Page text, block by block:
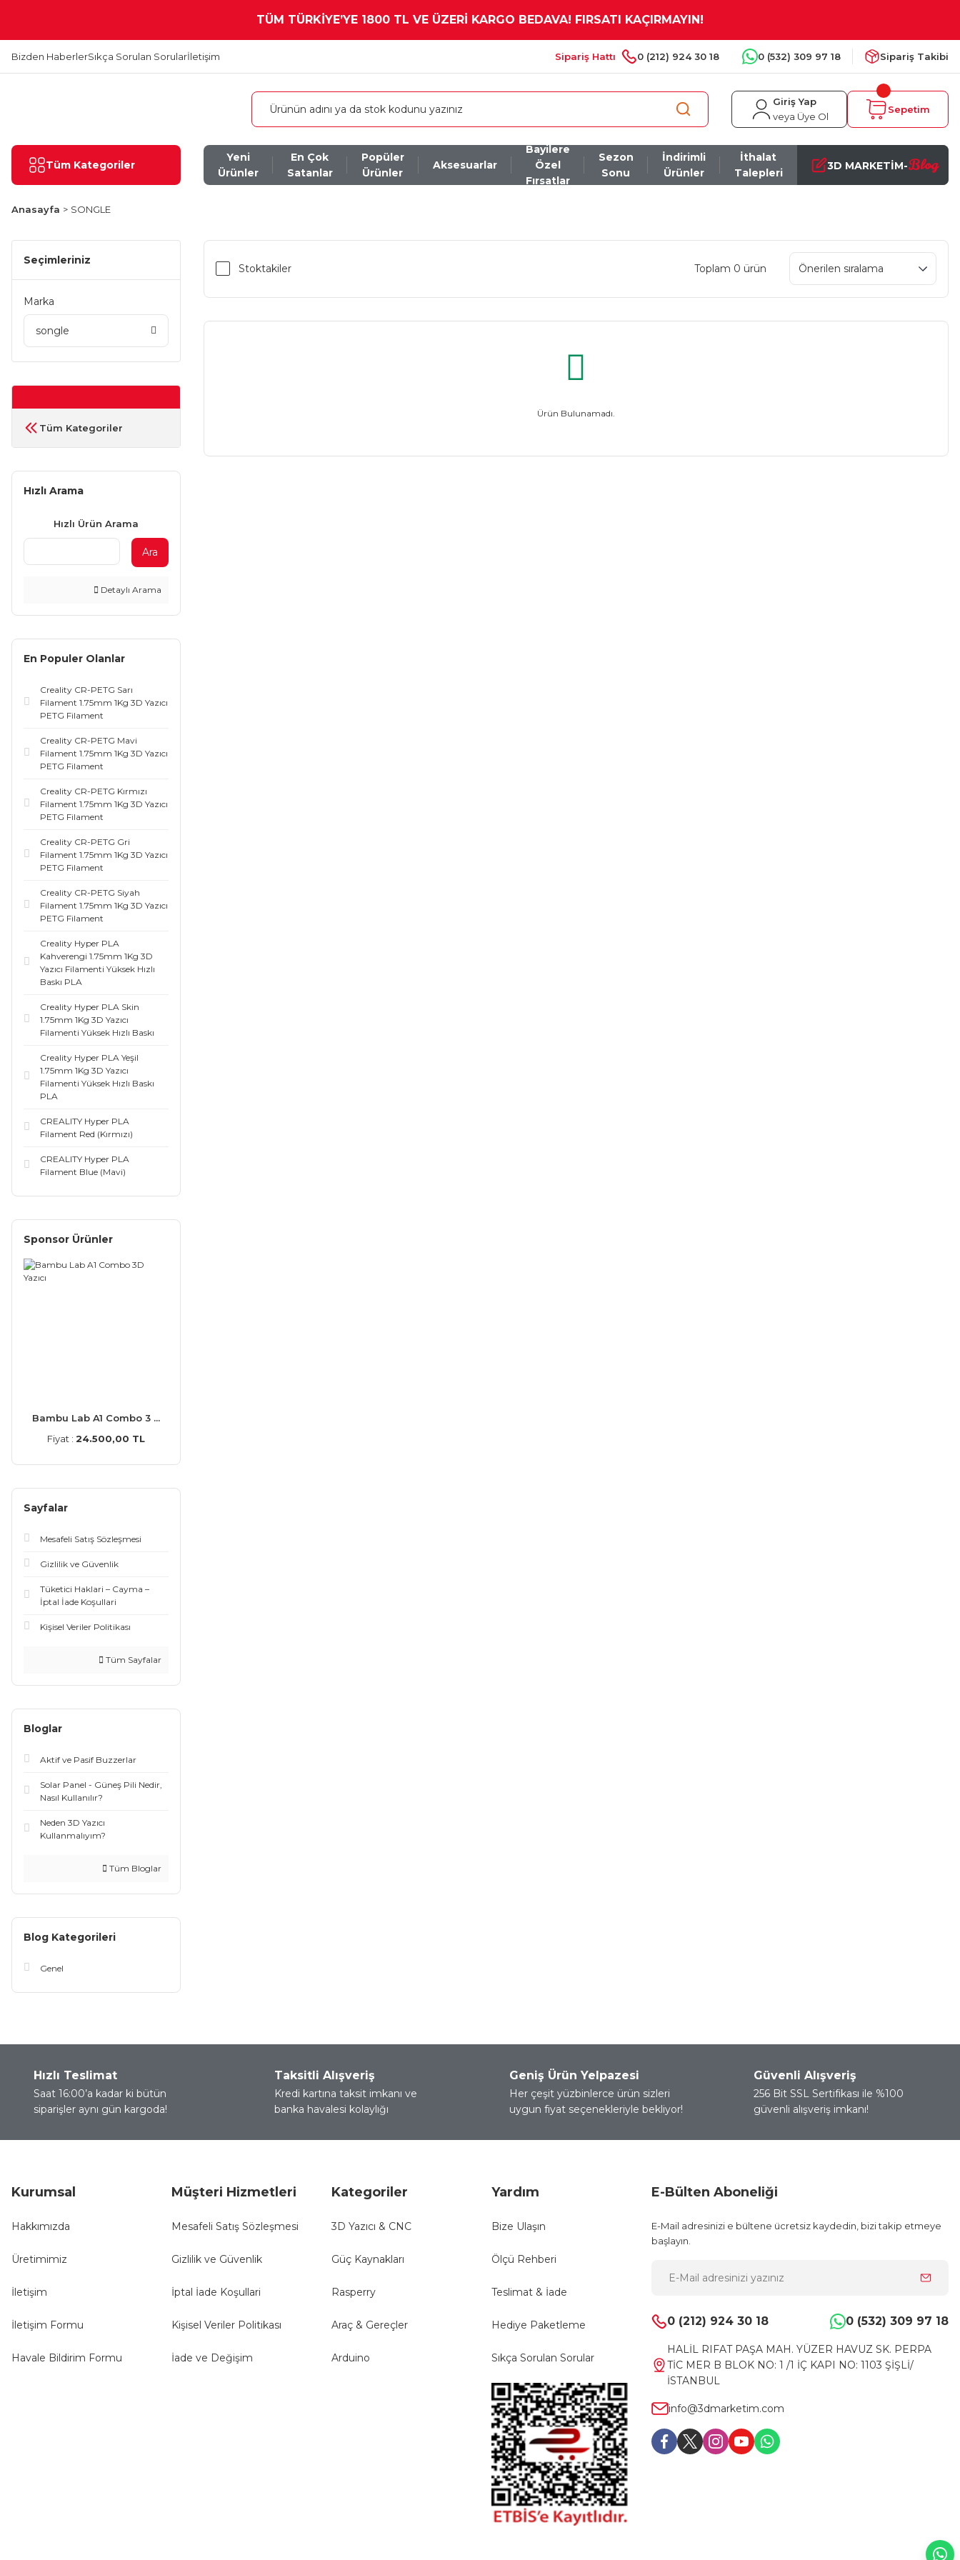
TÜM TÜRKİYE’YE 1800 TL VE ÜZERİ KARGO BEDAVA! FIRSATI KAÇIRMAYIN!
Bizden HaberlerSıkça Sorulan Sorularİletişim Sipariş Hattı 0 (212) 924 30 18 0 (532) 309 97 18 Sipariş Takibi
Giriş Yap
veya Üye Ol
Sepetim
Tüm Kategoriler
Yeni
Ürünler
En Çok
Satanlar
Popüler
Ürünler
Aksesuarlar
Bayilere
Özel
Fırsatlar
Sezon
Sonu
İndirimli
Ürünler
İthalat
Talepleri
3D MARKETİM-Blog
Anasayfa SONGLE
Seçimleriniz
Marka
songle
Tüm Kategoriler
Hızlı Arama
Hızlı Ürün Arama
Ara
Detaylı Arama
En Populer Olanlar
Creality CR-PETG Sarı
Filament 1.75mm 1Kg 3D Yazıcı
PETG Filament
Creality CR-PETG Mavi
Filament 1.75mm 1Kg 3D Yazıcı
PETG Filament
Creality CR-PETG Kırmızı
Filament 1.75mm 1Kg 3D Yazıcı
PETG Filament
Creality CR-PETG Gri
Filament 1.75mm 1Kg 3D Yazıcı
PETG Filament
Creality CR-PETG Siyah
Filament 1.75mm 1Kg 3D Yazıcı
PETG Filament
Creality Hyper PLA
Kahverengi 1.75mm 1Kg 3D
Yazıcı Filamenti Yüksek Hızlı
Baskı PLA
Creality Hyper PLA Skin
1.75mm 1Kg 3D Yazıcı
Filamenti Yüksek Hızlı Baskı
Creality Hyper PLA Yeşil
1.75mm 1Kg 3D Yazıcı
Filamenti Yüksek Hızlı Baskı
PLA
CREALITY Hyper PLA
Filament Red (Kırmızı)
CREALITY Hyper PLA
Filament Blue (Mavi)
Sponsor Ürünler
Bambu Lab A1 Combo 3 ...
Fiyat : 24.500,00 TL
Sayfalar
Mesafeli Satış Sözleşmesi
Gizlilik ve Güvenlik
Tüketici Haklari – Cayma –
İptal İade Koşullari
Kişisel Veriler Politikası
Tüm Sayfalar
Bloglar
Aktif ve Pasif Buzzerlar
Solar Panel - Güneş Pili Nedir,
Nasıl Kullanılır?
Neden 3D Yazıcı
Kullanmalıyım?
Tüm Bloglar
Blog Kategorileri
Genel
Stoktakiler Toplam 0 ürün
Ürün Bulunamadı.
Hızlı Teslimat
Saat 16:00’a kadar ki bütün
siparişler aynı gün kargoda!
Taksitli Alışveriş
Kredi kartına taksit imkanı ve
banka havalesi kolaylığı
Geniş Ürün Yelpazesi
Her çeşit yüzbinlerce ürün sizleri
uygun fiyat seçenekleriyle bekliyor!
Güvenli Alışveriş
256 Bit SSL Sertifikası ile %100
güvenli alışveriş imkanı!
Kurumsal
Hakkımızda
Üretimimiz
İletişim
İletişim Formu
Havale Bildirim Formu
Müşteri Hizmetleri
Mesafeli Satış Sözleşmesi
Gizlilik ve Güvenlik
İptal İade Koşullari
Kişisel Veriler Politikası
İade ve Değişim
Kategoriler
3D Yazıcı & CNC
Güç Kaynakları
Rasperry
Araç & Gereçler
Arduino
Yardım
Bize Ulaşın
Ölçü Rehberi
Teslimat & İade
Hediye Paketleme
Sıkça Sorulan Sorular
E-Bülten Aboneliği
E-Mail adresinizi e bültene ücretsiz kaydedin, bizi takip etmeye
başlayın.
0 (212) 924 30 18 0 (532) 309 97 18
HALİL RIFAT PAŞA MAH. YÜZER HAVUZ SK. PERPA
TİC MER B BLOK NO: 1 /1 İÇ KAPI NO: 1103 ŞİŞLİ/
İSTANBUL
info@3dmarketim.com